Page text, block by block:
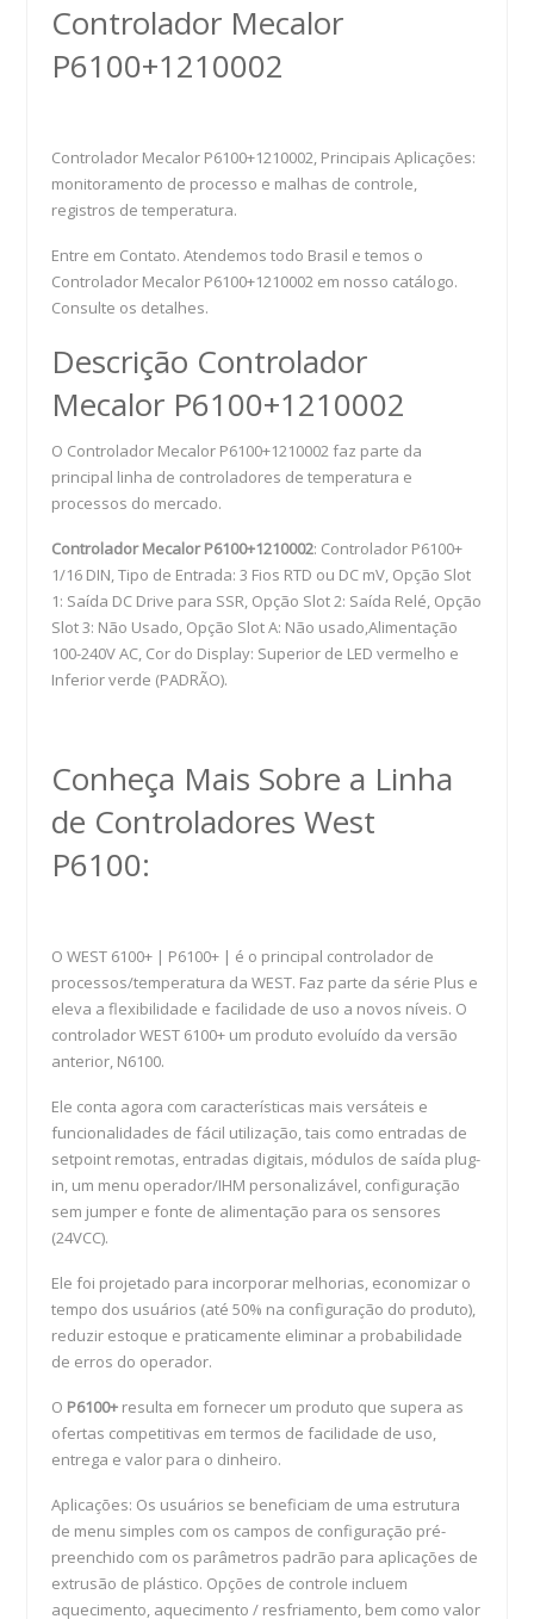
Controlador Mecalor
P6100+1210002
Controlador Mecalor P6100+1210002, Principais Aplicações:
monitoramento de processo e malhas de controle,
registros de temperatura.
Entre em Contato. Atendemos todo Brasil e temos o
Controlador Mecalor P6100+1210002 em nosso catálogo.
Consulte os detalhes.
Descrição Controlador
Mecalor P6100+1210002
O Controlador Mecalor P6100+1210002 faz parte da
principal linha de controladores de temperatura e
processos do mercado.
Controlador Mecalor P6100+1210002: Controlador P6100+
1/16 DIN, Tipo de Entrada: 3 Fios RTD ou DC mV, Opção Slot
1: Saída DC Drive para SSR, Opção Slot 2: Saída Relé, Opção
Slot 3: Não Usado, Opção Slot A: Não usado,Alimentação
100-240V AC, Cor do Display: Superior de LED vermelho e
Inferior verde (PADRÃO).
Conheça Mais Sobre a Linha
de Controladores West
P6100:
O WEST 6100+ | P6100+ | é o principal controlador de
processos/temperatura da WEST. Faz parte da série Plus e
eleva a flexibilidade e facilidade de uso a novos níveis. O
controlador WEST 6100+ um produto evoluído da versão
anterior, N6100.
Ele conta agora com características mais versáteis e
funcionalidades de fácil utilização, tais como entradas de
setpoint remotas, entradas digitais, módulos de saí­da plug-
in, um menu operador/IHM personalizável, configuração
sem jumper e fonte de alimentação para os sensores
(24VCC).
Ele foi projetado para incorporar melhorias, economizar o
tempo dos usuários (até 50% na configuração do produto),
reduzir estoque e praticamente eliminar a probabilidade
de erros do operador.
O P6100+ resulta em fornecer um produto que supera as
ofertas competitivas em termos de facilidade de uso,
entrega e valor para o dinheiro.
Aplicações: Os usuários se beneficiam de uma estrutura
de menu simples com os campos de configuração pré-
preenchido com os parâmetros padrão para aplicações de
extrusão de plástico. Opções de controle incluem
aquecimento, aquecimento / resfriamento, bem como valor